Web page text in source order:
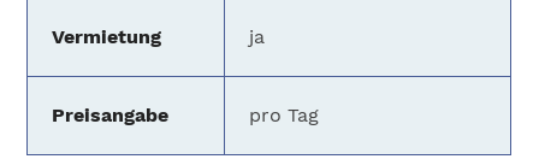
Vermietung ja
Preisangabe pro Tag